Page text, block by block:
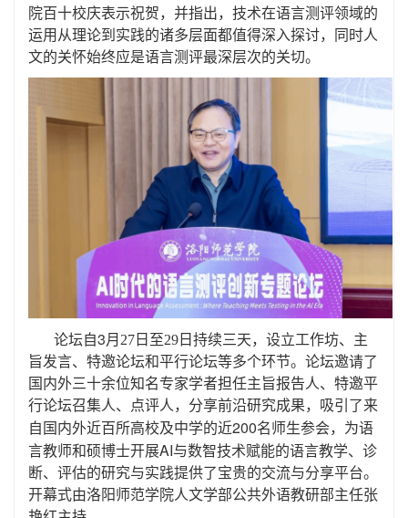
院百十校庆表示祝贺，并指出，技术在语言测评领域的
运用从理论到实践的诸多层面都值得深入探讨，同时人
文的关怀始终应是语言测评最深层次的关切。
论坛自3月 27 日至29 日持续三天，设立工作坊、主
旨发言、特邀论坛和平行论坛等多个环节。 论坛邀请了
国内外三十余位知名专家学者担任主旨报告人、特邀平
行论坛召集人、点评人，分享前沿研究成果， 吸引了来
自国内外近百所高校及中学的近200名师生参会， 为语
言教师和硕博士开展AI与数智技术赋能的语言教学、诊
断、评估的研究与实践提供了宝贵的交流与分享平台。
开幕式由洛阳师范学院人文学部公共外语教研部主任张